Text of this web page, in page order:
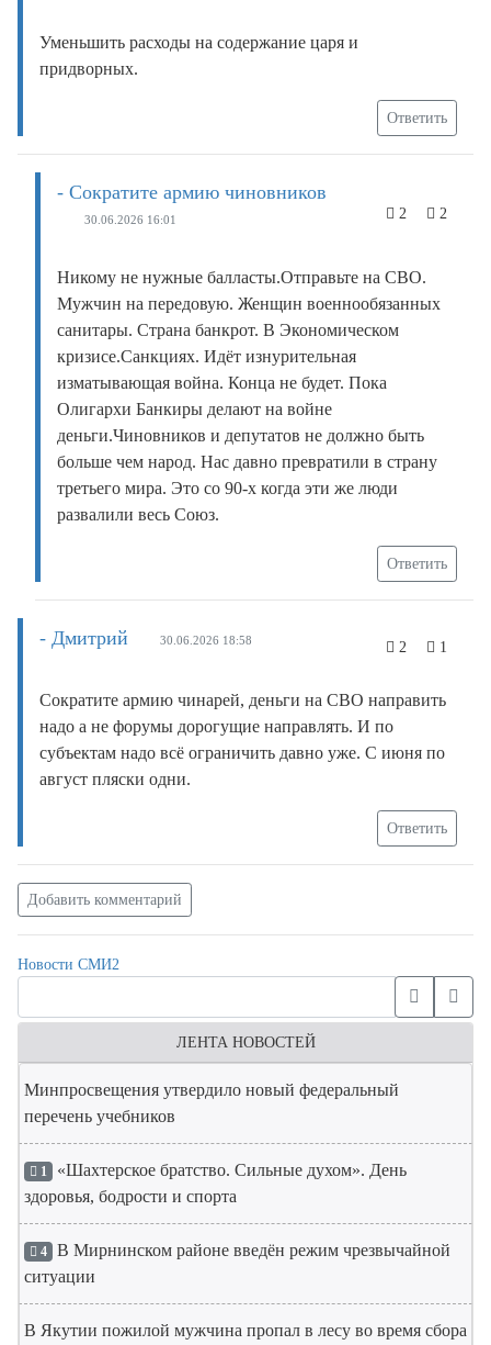
Уменьшить расходы на содержание царя и
придворных.
Ответить
- Сократите армию чиновников
30.06.2026 16:01 2 2
Никому не нужные балласты.Отправьте на СВО.
Мужчин на передовую. Женщин военнообязанных
санитары. Страна банкрот. В Экономическом
кризисе.Санкциях. Идёт изнурительная
изматывающая война. Конца не будет. Пока
Олигархи Банкиры делают на войне
деньги.Чиновников и депутатов не должно быть
больше чем народ. Нас давно превратили в страну
третьего мира. Это со 90-х когда эти же люди
развалили весь Союз.
Ответить
- Дмитрий 30.06.2026 18:58 2 1
Сократите армию чинарей, деньги на СВО направить
надо а не форумы дорогущие направлять. И по
субъектам надо всё ограничить давно уже. С июня по
август пляски одни.
Ответить
Добавить комментарий
Новости СМИ2
ЛЕНТА НОВОСТЕЙ
Минпросвещения утвердило новый федеральный
перечень учебников
1 «Шахтерское братство. Сильные духом». День
здоровья, бодрости и спорта
4 В Мирнинском районе введён режим чрезвычайной
ситуации
В Якутии пожилой мужчина пропал в лесу во время сбора